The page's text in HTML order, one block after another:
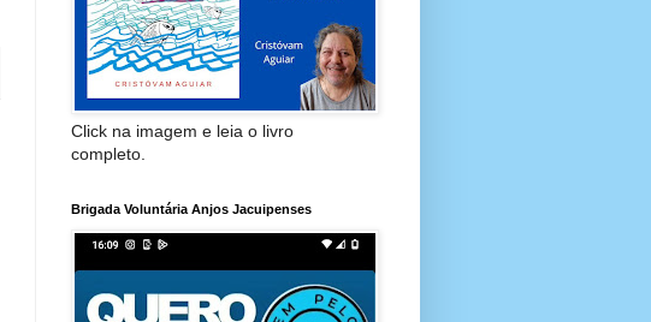
Click na imagem e leia o livro
completo.
Brigada Voluntária Anjos Jacuipenses